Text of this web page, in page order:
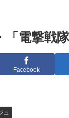
ある現体
支援を申し
ぎ
恐れる日本
電撃戦
Facebook
ュ